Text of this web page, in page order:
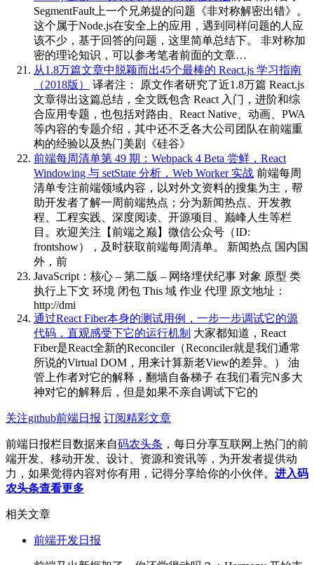
SegmentFault上一个兄弟提的问题《非对称解密出错》。
这个属于Node.js在安全上的应用，遇到同样问题的人应
该不少，基于回答的问题，这里简单总结下。 非对称加
密的理论知识，可以参考笔者前面的文章…
从1.8万篇文章中脱颖而出45个最棒的 React.js 学习指南
（2018版）
译者注： 原文作者研究了近1.8万篇 React.js
文章得出这篇总结，全文既包含 React 入门，进阶和综
合应用专题，也包括对路由、React Native、动画、PWA
等内容的专题介绍，其中还不乏各大公司团队在前端重
构的经验以及热门美剧《硅谷》
前端每周清单第 49 期：Webpack 4 Beta 尝鲜，React
Windowing 与 setState 分析，Web Worker 实战 前端每周
清单专注前端领域内容，以对外文资料的搜集为主，帮
助开发者了解一周前端热点；分为新闻热点、开发教
程、工程实践、深度阅读、开源项目、巅峰人生等栏
目。欢迎关注【前端之巅】微信公众号（ID:
frontshow），及时获取前端每周清单。 新闻热点 国内国
外，前
JavaScript：核心 – 第二版 – 网络埋伏纪事 对象 原型 类
执行上下文 环境 闭包 This 域 作业 代理 原文地址：
http://dmi
通过React Fiber本身的测试用例，一步一步调试它的源
代码，直观感受下它的运行机制 大家都知道，React
Fiber是React全新的Reconciler（Reconciler就是我们通常
所说的Virtual DOM，用来计算新老View的差异。） 油
管上作者对它的解释，翻墙自备梯子 在我们看完N多大
神对它的解释后，但是如果不亲自调试下它的
关注github前端日报 订阅精彩文章
前端日报栏目数据来自码农头条 ，每日分享互联网上热门的前
端开发、移动开发、设计、资源和资讯等，为开发者提供动
力，如果觉得内容对你有用，记得分享给你的小伙伴。 进入码
农头条查看更多
相关文章
前端开发日报